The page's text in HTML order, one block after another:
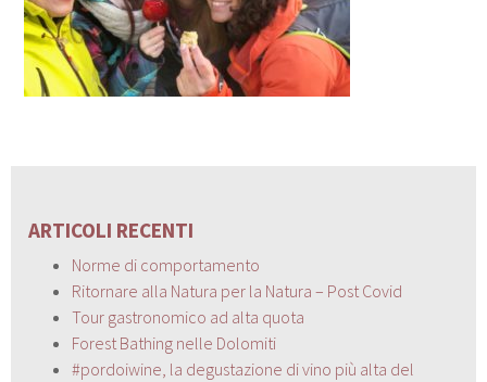
ARTICOLI RECENTI
Norme di comportamento
Ritornare alla Natura per la Natura – Post Covid
Tour gastronomico ad alta quota
Forest Bathing nelle Dolomiti
#pordoiwine, la degustazione di vino più alta del